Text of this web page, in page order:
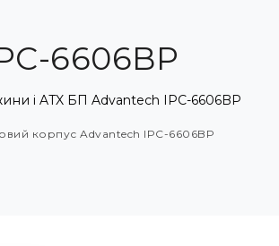
6606BP
і ATX БП Advantech IPC-6606BP
корпус Advantech IPC-6606BP